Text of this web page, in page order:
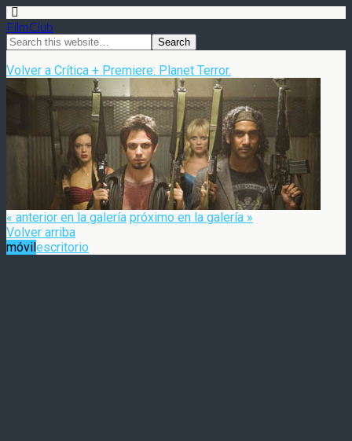
FilmClub
Volver a Crítica + Premiere: Planet Terror.
« anterior en la galería próximo en la galería »
Volver arriba
móvilescritorio